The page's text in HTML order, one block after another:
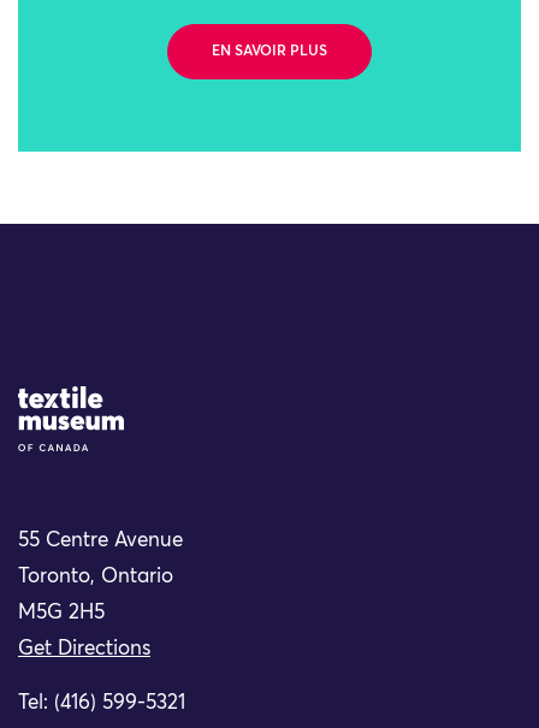
EN SAVOIR PLUS
Site Logo
55 Centre Avenue
Toronto, Ontario
M5G 2H5
Get Directions
Tel: (416) 599-5321